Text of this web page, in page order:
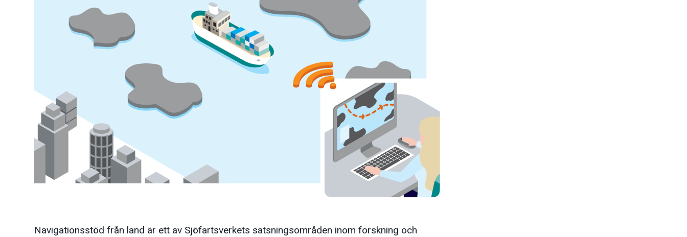
Navigationsstöd från land är ett av Sjöfartsverkets satsningsområden inom forskning och